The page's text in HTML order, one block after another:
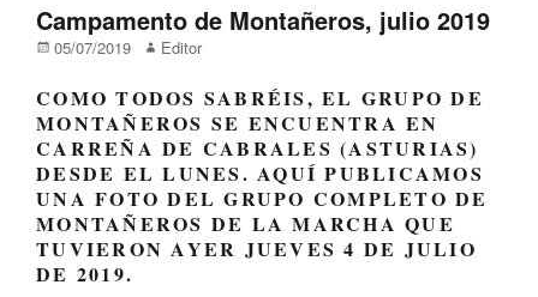
Campamento de Montañeros, julio 2019
Publicado
05/07/2019 AutorEditor
COMO TODOS SABRÉIS, EL GRUPO DE
MONTAÑEROS SE ENCUENTRA EN
CARREÑA DE CABRALES (ASTURIAS)
DESDE EL LUNES. AQUÍ PUBLICAMOS
UNA FOTO DEL GRUPO COMPLETO DE
MONTAÑEROS DE LA MARCHA QUE
TUVIERON AYER JUEVES 4 DE JULIO
DE 2019.